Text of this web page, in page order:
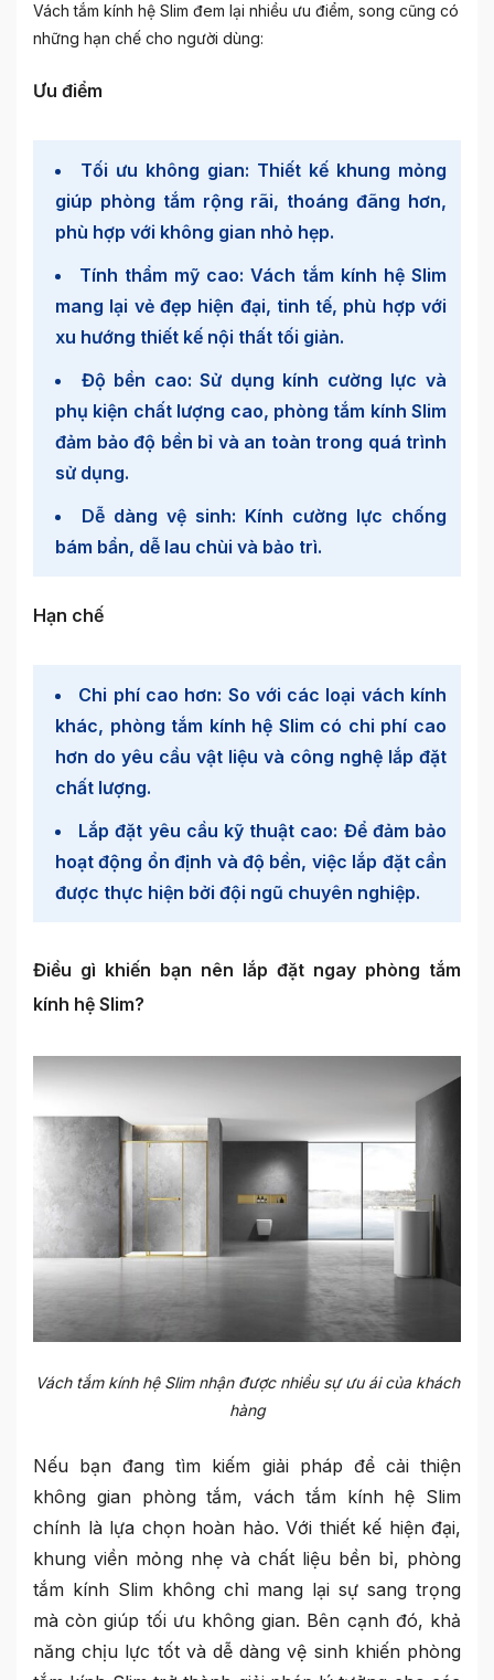
Vách tắm kính hệ Slim đem lại nhiều ưu điểm, song cũng có
những hạn chế cho người dùng:
Ưu điểm
Tối ưu không gian: Thiết kế khung mỏng
giúp phòng tắm rộng rãi, thoáng đãng hơn,
phù hợp với không gian nhỏ hẹp.
Tính thẩm mỹ cao: Vách tắm kính hệ Slim
mang lại vẻ đẹp hiện đại, tinh tế, phù hợp với
xu hướng thiết kế nội thất tối giản.
Độ bền cao: Sử dụng kính cường lực và
phụ kiện chất lượng cao, phòng tắm kính Slim
đảm bảo độ bền bỉ và an toàn trong quá trình
sử dụng.
Dễ dàng vệ sinh: Kính cường lực chống
bám bẩn, dễ lau chùi và bảo trì.
Hạn chế
Chi phí cao hơn: So với các loại vách kính
khác, phòng tắm kính hệ Slim có chi phí cao
hơn do yêu cầu vật liệu và công nghệ lắp đặt
chất lượng.
Lắp đặt yêu cầu kỹ thuật cao: Để đảm bảo
hoạt động ổn định và độ bền, việc lắp đặt cần
được thực hiện bởi đội ngũ chuyên nghiệp.
Điều gì khiến bạn nên lắp đặt ngay phòng tắm
kính hệ Slim?
Vách tắm kính hệ Slim nhận được nhiều sự ưu ái của khách
hàng
Nếu bạn đang tìm kiếm giải pháp để cải thiện
không gian phòng tắm, vách tắm kính hệ Slim
chính là lựa chọn hoàn hảo. Với thiết kế hiện đại,
khung viền mỏng nhẹ và chất liệu bền bỉ, phòng
tắm kính Slim không chỉ mang lại sự sang trọng
mà còn giúp tối ưu không gian. Bên cạnh đó, khả
năng chịu lực tốt và dễ dàng vệ sinh khiến phòng